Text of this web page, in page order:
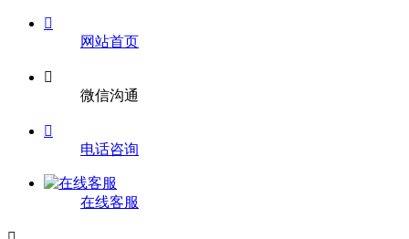

网站首页

微信沟通

电话咨询
在线客服